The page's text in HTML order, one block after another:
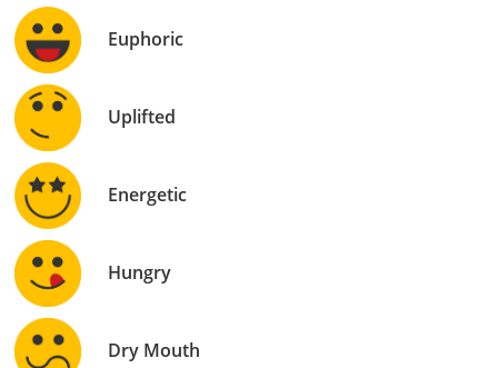
Euphoric
Uplifted
Energetic
Hungry
Dry Mouth